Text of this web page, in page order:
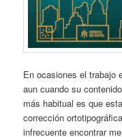
En ocasiones el trabajo
aun cuando su
más habitual es que
corrección
infrecuente encontrar